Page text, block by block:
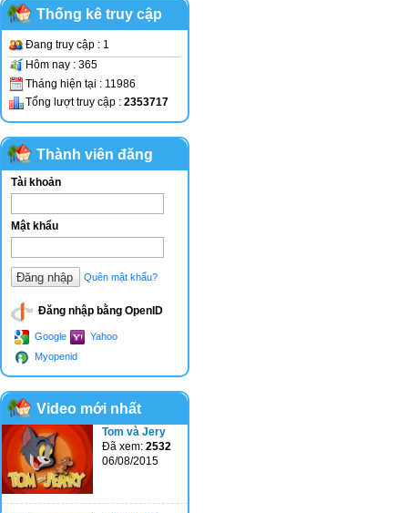
Thống kê truy cập
Đang truy cập : 1
Hôm nay : 365
Tháng hiện tại : 11986
Tổng lượt truy cập : 2353717
Thành viên đăng
nhập
Tài khoản
Mật khẩu
Quên mật khẩu?
Đăng nhập bằng OpenID
Google
Yahoo
Myopenid
Video mới nhất
Tom và Jery
Đã xem: 2532
06/08/2015